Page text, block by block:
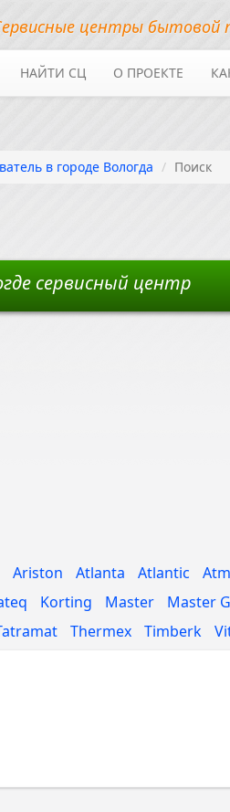
центры бытовой
НАЙТИ СЦ О ПРОЕКТЕ
в городе Вологда Поиск
сервисный центр
Ariston Atlanta Atlantic
Korting Master Master
Thermex Timberk